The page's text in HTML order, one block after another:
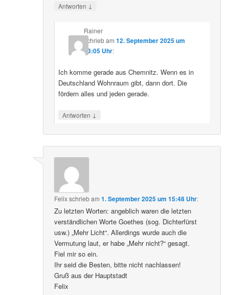
Antworten ↓
Rainer
schriebam 12. September 2025 um
23:05 Uhr:
Ich komme gerade aus Chemnitz. Wenn es in
Deutschland Wohnraum gibt, dann dort. Die
fördern alles und jeden gerade.
Antworten ↓
Felixschriebam1. September 2025 um 15:48 Uhr:
Zu letzten Worten: angeblich waren die letzten
verständlichen Worte Goethes (sog. Dichterfürst
usw.) „Mehr Licht“. Allerdings wurde auch die
Vermutung laut, er habe „Mehr nicht?“ gesagt.
Fiel mir so ein.
Ihr seid die Besten, bitte nicht nachlassen!
Gruß aus der Hauptstadt
Felix